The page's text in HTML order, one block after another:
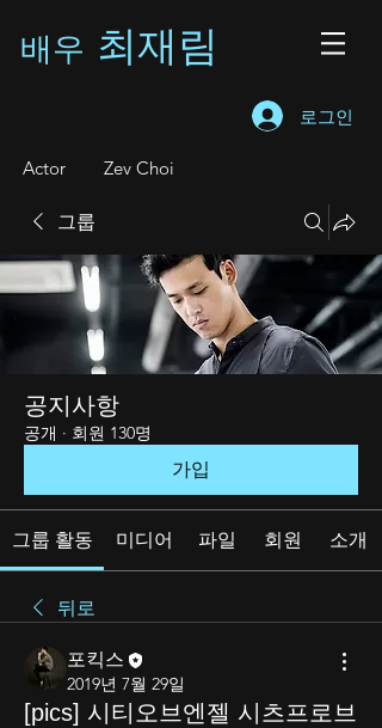
배우 최재림
로그인
Actor Zev Choi
그룹
공지사항
공개 · 회원 130명
가입
그룹 활동 미디어 파일 회원 소개
뒤로
포킥스
2019년 7월 29일
[pics] 시티오브엔젤 시츠프로브